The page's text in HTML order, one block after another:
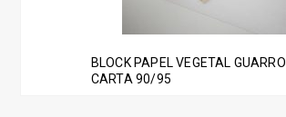
BLOCK PAPEL VEGETAL GUARRO
CARTA 90/95